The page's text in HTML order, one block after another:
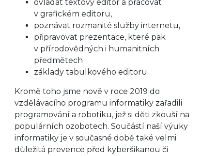
ovládat textový editor a pracovat
v grafickém editoru,
poznávat rozmanité služby internetu,
připravovat prezentace, které pak
v přírodovědných i humanitních
předmětech
základy tabulkového editoru.
Kromě toho jsme nově v roce 2019 do
vzdělávacího programu informatiky zařadili
programování a robotiku, jež si děti zkouší na
populárních ozobotech. Součástí naší výuky
informatiky je v současné době také velmi
důležitá prevence před kyberšikanou či